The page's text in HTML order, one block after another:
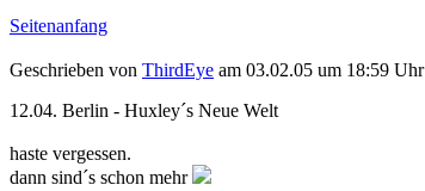
Seitenanfang
Geschrieben von ThirdEye am 03.02.05 um 18:59 Uhr
12.04. Berlin - Huxley´s Neue Welt
haste vergessen.
dann sind´s schon mehr